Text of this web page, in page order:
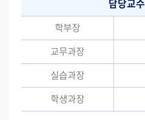
담당교수
학부장
교무과장
실습과장
학생과장